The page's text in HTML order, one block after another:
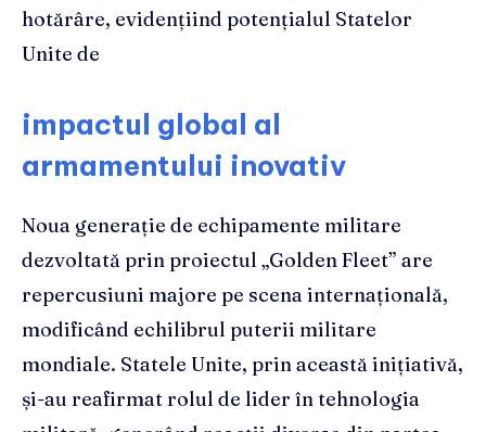
hotărâre, evidențiind potențialul Statelor
Unite de
impactul global al
armamentului inovativ
Noua generație de echipamente militare
dezvoltată prin proiectul „Golden Fleet” are
repercusiuni majore pe scena internațională,
modificând echilibrul puterii militare
mondiale. Statele Unite, prin această inițiativă,
și-au reafirmat rolul de lider în tehnologia